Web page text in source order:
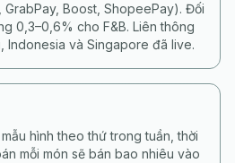
Boost, ShopeePay). Đối
0,3–0,6% cho F&B. Liên thông
Indonesia và Singapore đã live.
hình theo thứ trong tuần, thời
mỗi món sẽ bán bao nhiêu vào